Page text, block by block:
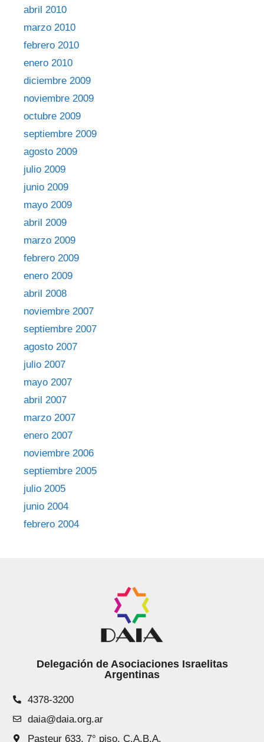
abril 2010
marzo 2010
febrero 2010
enero 2010
diciembre 2009
noviembre 2009
octubre 2009
septiembre 2009
agosto 2009
julio 2009
junio 2009
mayo 2009
abril 2009
marzo 2009
febrero 2009
enero 2009
abril 2008
noviembre 2007
septiembre 2007
agosto 2007
julio 2007
mayo 2007
abril 2007
marzo 2007
enero 2007
noviembre 2006
septiembre 2005
julio 2005
junio 2004
febrero 2004
Delegación de Asociaciones Israelitas
Argentinas
4378-3200
daia@daia.org.ar
Pasteur 633, 7° piso, C.A.B.A.